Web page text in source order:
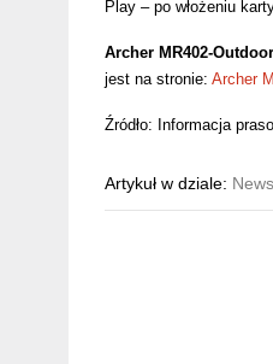
Play – po włożeniu
Archer MR402-Outdoor
jest na stronie: Archer
Źródło: Informacja
Artykuł w dziale: News